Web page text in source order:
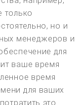
только
но и
менеджеров и
для
ваше время
время
для ваших
это